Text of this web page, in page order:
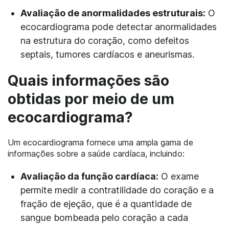
Avaliação de anormalidades estruturais: O
ecocardiograma pode detectar anormalidades
na estrutura do coração, como defeitos
septais, tumores cardíacos e aneurismas.
Quais informações são
obtidas por meio de um
ecocardiograma?
Um ecocardiograma fornece uma ampla gama de
informações sobre a saúde cardíaca, incluindo:
Avaliação da função cardíaca: O exame
permite medir a contratilidade do coração e a
fração de ejeção, que é a quantidade de
sangue bombeada pelo coração a cada